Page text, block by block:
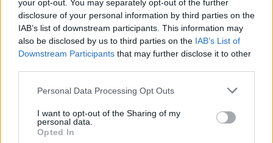
your opt-out. You may separately opt-out of the further
disclosure of your personal information by third parties on the
IAB’s list of downstream participants. This information may
also be disclosed by us to third parties on the IAB’s List of
Downstream Participants that may further disclose it to other
Please note that this website/app uses one or more Google
not limited to your visit or usage behaviour. You may click to
grant or deny consent to Google and its third-party tags to
use your data for below specified purposes in below Google
Personal Data Processing Opt Outs
I want to opt-out of the Sharing of my
personal data.
Opted In
oraz fanpage PokerTexas
pokertexas.net, 29.12.2011
Każdy użytkownik ForumKolejowe.pl może
zalogować się do ilostanu (danymi z forum – ilostan
akceptacjimoderatora ilostanu pojawią się one na
karcie danego pojazdu i będą widoczne dla każdego.